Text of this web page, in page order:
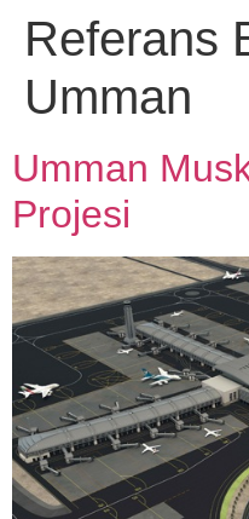
Referans
Umman
Umman
Projesi